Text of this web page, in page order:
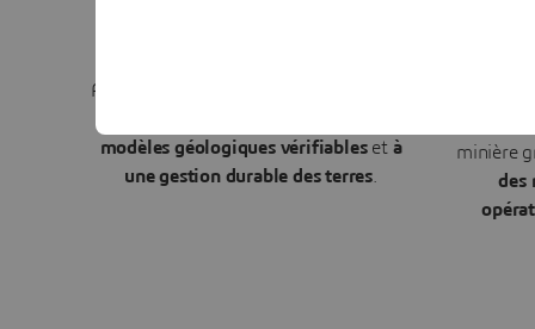
Améliorez la fiabilité de l'interprétation
modèles géologiques vérifiables et à
une gestion durable des terres
minière
des